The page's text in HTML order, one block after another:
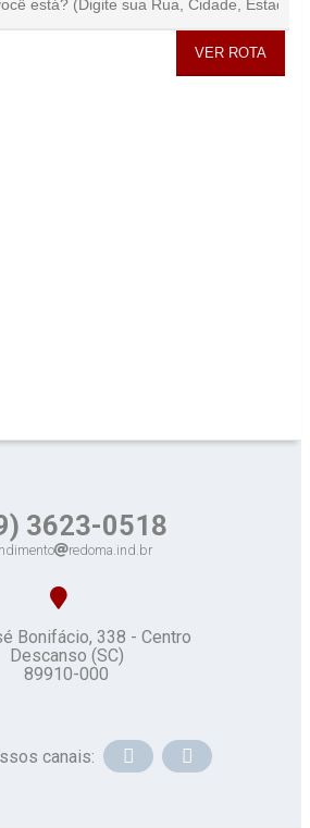
3623-0518
redoma.ind.br
Bonifácio, 338 - Centro
Descanso (SC)
89910-000
canais: